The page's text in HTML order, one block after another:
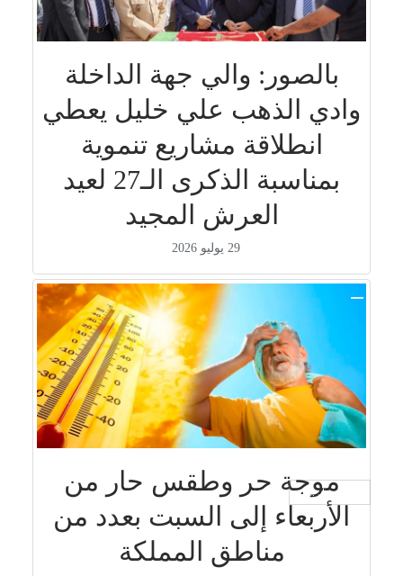
بالصور: والي جهة الداخلة
وادي الذهب علي خليل يعطي
انطلاقة مشاريع تنموية
بمناسبة الذكرى الـ27 لعيد
العرش المجيد
29 يوليو 2026
موجة حر وطقس حار من
الأربعاء إلى السبت بعدد من
مناطق المملكة
جار التحميل ...